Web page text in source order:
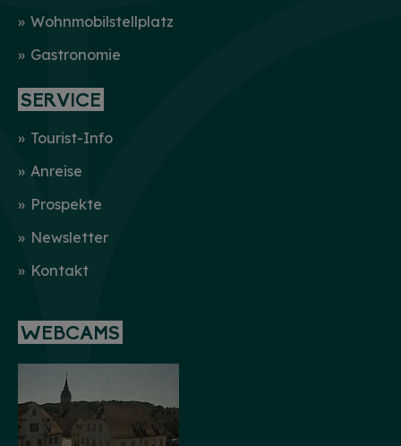
Wohnmobilstellplatz
Gastronomie
SERVICE
Tourist-Info
Anreise
Prospekte
Newsletter
Kontakt
WEBCAMS